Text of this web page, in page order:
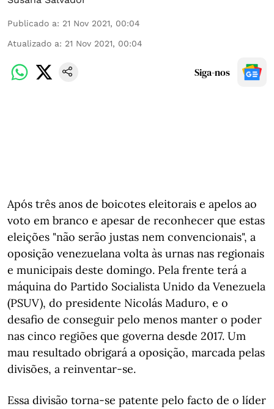
Publicado a: 21 Nov 2021, 00:04
Atualizado a: 21 Nov 2021, 00:04
Siga-nos
Após três anos de boicotes eleitorais e apelos ao
voto em branco e apesar de reconhecer que estas
eleições "não serão justas nem convencionais", a
oposição venezuelana volta às urnas nas regionais
e municipais deste domingo. Pela frente terá a
máquina do Partido Socialista Unido da Venezuela
(PSUV), do presidente Nicolás Maduro, e o
desafio de conseguir pelo menos manter o poder
nas cinco regiões que governa desde 2017. Um
mau resultado obrigará a oposição, marcada pelas
divisões, a reinventar-se.
Essa divisão torna-se patente pelo facto de o líder